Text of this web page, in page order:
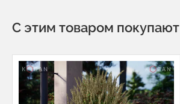
С этим товаром покупают